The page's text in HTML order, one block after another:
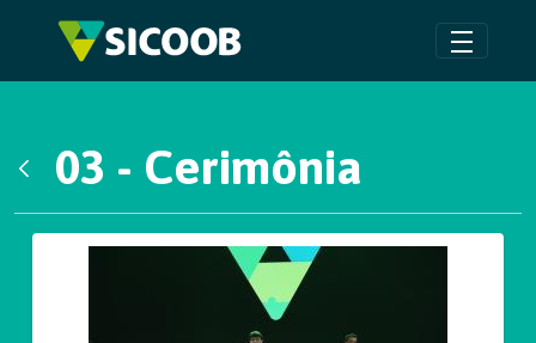
Pular para o Conteúdo principal
03 - Cerimônia
Galeria de Mídias